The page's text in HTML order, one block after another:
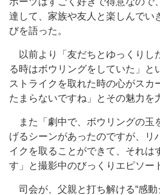
達して、家族や友人と楽しんでい
びを語った。
以前より「友だちとゆっくりし
る時はボウリングをしていた」と
ストライクを取れた時の心がスカ
たまらないですね」とその魅力を
また「劇中で、ボウリングの玉
げるシーンがあったのですが、リ
イクを取ることができて、それは
す」と撮影中のびっくりエピソー
司会が、父親と打ち解ける“感動